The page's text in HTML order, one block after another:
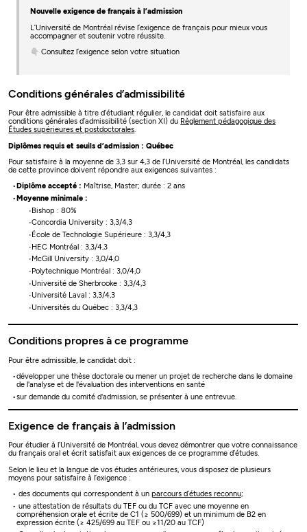
Nouvelle exigence de français à l’admission
L’Université de Montréal révise l’exigence de français pour mieux vous
accompagner et soutenir votre réussite.
👇 Consultez l’exigence selon votre situation
Conditions générales d’admissibilité
Pour être admissible à titre d’étudiant régulier, le candidat doit satisfaire aux
conditions générales d’admissibilité (section XI) du Règlement pédagogique des
Études supérieures et postdoctorales.
Diplômes requis et seuils d’admission : Québec
Pour satisfaire à la moyenne de 3,3 sur 4,3 de l’Université de Montréal, les candidats
de cette province doivent répondre aux exigences suivantes :
Diplôme accepté : Maîtrise, Master; durée : 2 ans
Moyenne minimale :
Bishop : 80%
Concordia University : 3,3/4,3
École de Technologie Supérieure : 3,3/4,3
HEC Montréal : 3,3/4,3
McGill University : 3,0/4,0
Polytechnique Montréal : 3,0/4,0
Université de Sherbrooke : 3,3/4,3
Université Laval : 3,3/4,3
Universités du Québec : 3,3/4,3
Conditions propres à ce programme
Pour être admissible, le candidat doit :
développer une thèse doctorale ou mener un projet de recherche dans le domaine
de l'analyse et de l'évaluation des interventions en santé
sur demande du comité d'admission, se présenter à une entrevue.
Exigence de français à l’admission
Pour étudier à l’Université de Montréal, vous devez démontrer que votre connaissance
du français oral et écrit satisfait aux exigences de ce programme d’études.
Selon le lieu et la langue de vos études antérieures, vous disposez de plusieurs
moyens pour satisfaire à l’exigence :
des documents qui correspondent à un parcours d’études reconnu;
une attestation de résultats du TEF ou du TCF avec une moyenne en
compréhension orale et écrite de C1 (≥ 500/699) et un minimum de B2 en
expression écrite (≥ 425/699 au TEF ou ≥11/20 au TCF)